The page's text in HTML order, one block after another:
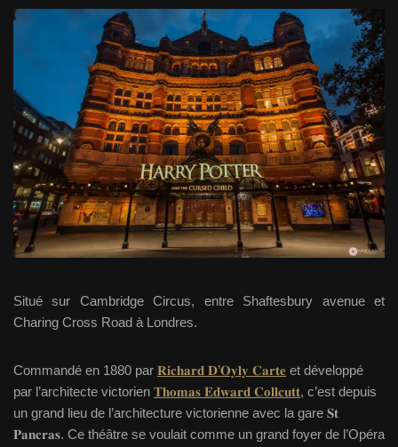
Situé sur Cambridge Circus, entre Shaftesbury avenue et
Charing Cross Road à Londres.
Commandé en 1880 par 𝐑𝐢𝐜𝐡𝐚𝐫𝐝 𝐃’𝐎𝐲𝐥𝐲 𝐂𝐚𝐫𝐭𝐞 et développé
par l’architecte victorien 𝐓𝐡𝐨𝐦𝐚𝐬 𝐄𝐝𝐰𝐚𝐫𝐝 𝐂𝐨𝐥𝐥𝐜𝐮𝐭𝐭, c’est depuis
un grand lieu de l’architecture victorienne avec la gare 𝐒𝐭
𝐏𝐚𝐧𝐜𝐫𝐚𝐬. Ce théâtre se voulait comme un grand foyer de l’Opéra